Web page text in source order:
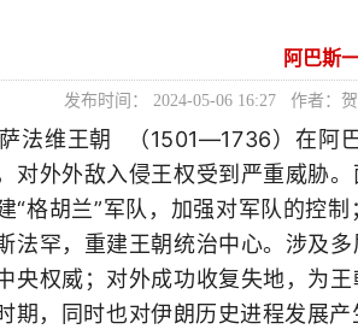
阿巴斯
发布时间： 2024-05-06 16:27 作者
萨法维王朝
（1501—1736）在阿
对外外敌入侵王权受到严重威胁
“格胡兰”军队，加强对军队的控
法罕，重建王朝统治中心。涉及
央权威；对外成功收复失地，为
期，同时也对伊朗历史进程发展